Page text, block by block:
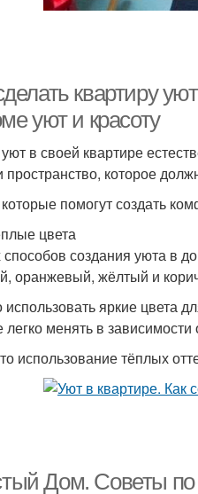
квартиру
уют и красоту
в своей квартире
пространство, которое
помогут создать
цвета
создания уюта в
оранжевый, жёлтый и
яркие цвета
легко менять в
использование тёплых
Дом. Советы по